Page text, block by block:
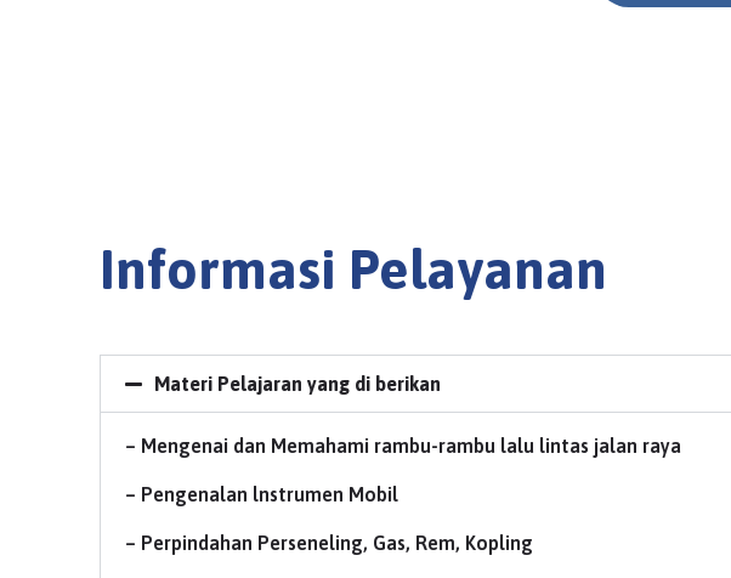
Informasi Pelayanan
Materi Pelajaran yang di berikan
– Mengenai dan Memahami rambu-rambu lalu lintas jalan raya
– Pengenalan lnstrumen Mobil
– Perpindahan Perseneling, Gas, Rem, Kopling